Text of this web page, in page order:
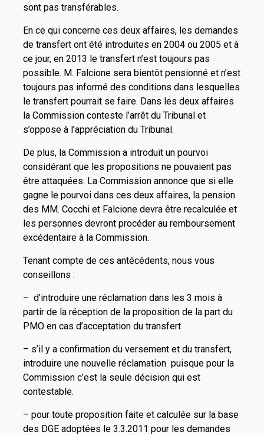
sont pas transférables.
En ce qui concerne ces deux affaires, les demandes
de transfert ont été introduites en 2004 ou 2005 et à
ce jour, en 2013 le transfert n’est toujours pas
possible. M. Falcione sera bientôt pensionné et n’est
toujours pas informé des conditions dans lesquelles
le transfert pourrait se faire. Dans les deux affaires
la Commission conteste l’arrêt du Tribunal et
s’oppose à l’appréciation du Tribunal.
De plus, la Commission a introduit un pourvoi
considérant que les propositions ne pouvaient pas
être attaquées. La Commission annonce que si elle
gagne le pourvoi dans ces deux affaires, la pension
des MM. Cocchi et Falcione devra être recalculée et
les personnes devront procéder au remboursement
excédentaire à la Commission.
Tenant compte de ces antécédents, nous vous
conseillons :
– d’introduire une réclamation dans les 3 mois à
partir de la réception de la proposition de la part du
PMO en cas d’acceptation du transfert
– s’il y a confirmation du versement et du transfert,
introduire une nouvelle réclamation puisque pour la
Commission c’est la seule décision qui est
contestable.
– pour toute proposition faite et calculée sur la base
des DGE adoptées le 3.3.2011 pour les demandes